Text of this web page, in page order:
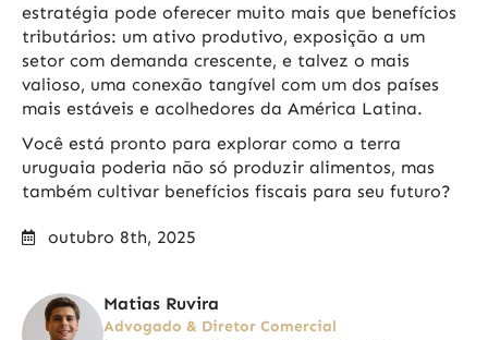
estratégia pode oferecer muito mais que benefícios
tributários: um ativo produtivo, exposição a um
setor com demanda crescente, e talvez o mais
valioso, uma conexão tangível com um dos países
mais estáveis e acolhedores da América Latina.
Você está pronto para explorar como a terra
uruguaia poderia não só produzir alimentos, mas
também cultivar benefícios fiscais para seu futuro?
outubro 8th, 2025
Matias Ruvira
Advogado & Diretor Comercial